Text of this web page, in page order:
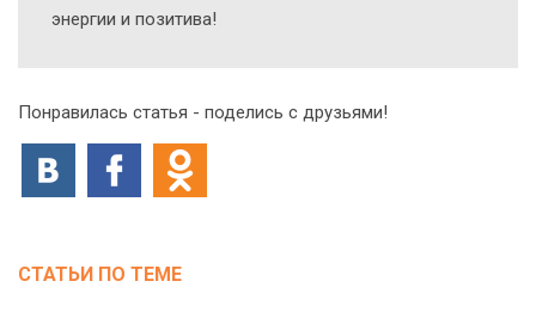
энергии и позитива!
Понравилась статья - поделись с друзьями!
СТАТЬИ ПО ТЕМЕ